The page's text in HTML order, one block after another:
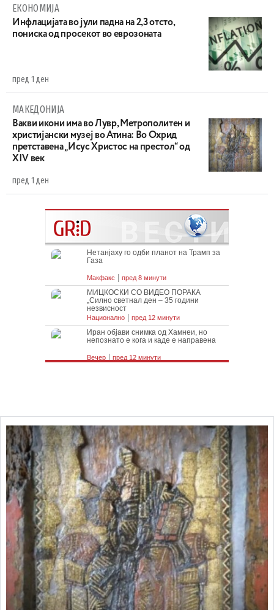
ЕКОНОМИЈА
Инфлацијата во јули падна на 2,3 отсто,
пониска од просекот во еврозоната
пред 1 ден
МАКЕДОНИЈА
Вакви икони има во Лувр, Метрополитен и
христијански музеј во Атина: Во Охрид
претставена „Исус Христос на престол“ од
XIV век
пред 1 ден